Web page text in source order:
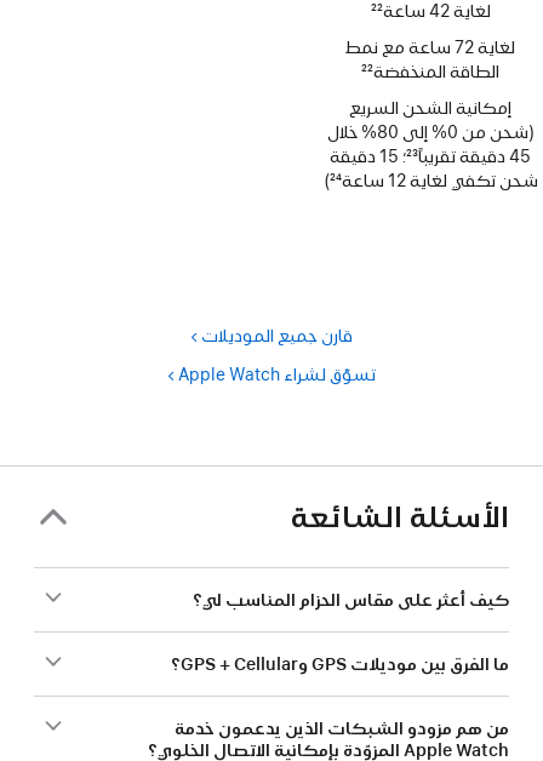
لغاية 42 ساعة
22
لغاية 72 ساعة مع نمط
الطاقة المنخفضة22
إمكانية الشحن السريع
(شحن من 0% إلى 80% خلال
45 دقيقة تقريباً
حاشية
23
؛ 15 دقيقة
شحن تكفي لغاية 12 ساعة
24
)
قارن جميع الموديلات
تسوّق لشراء Apple Watch‏
الأسئلة الشائعة
كيف أعثر على مقاس الحزام المناسب لي؟
ما الفرق بين موديلات GPS وGPS + Cellular؟
من هم مزودو الشبكات الذين يدعمون خدمة
Apple Watch المزوّدة بإمكانية الاتصال الخلوي؟